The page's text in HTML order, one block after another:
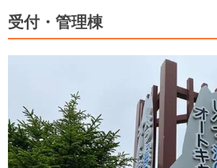
受付・管理棟